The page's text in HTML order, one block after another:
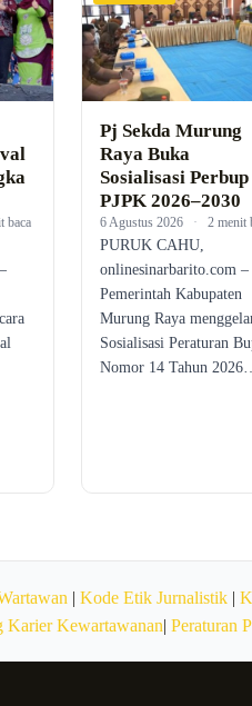
baca
Pj Sekda Murung
Raya Buka
Sosialisasi Perbup
PJPK 2026–2030
6 Agustus 2026 · 2 menit
PURUK CAHU,
onlinesinarbarito.com –
Pemerintah Kabupaten
Murung Raya
Sosialisasi Peraturan
Nomor 14 Tahun 2026…
| Kode Etik Jurnalistik |
Karier Kewartawanan| Peraturan